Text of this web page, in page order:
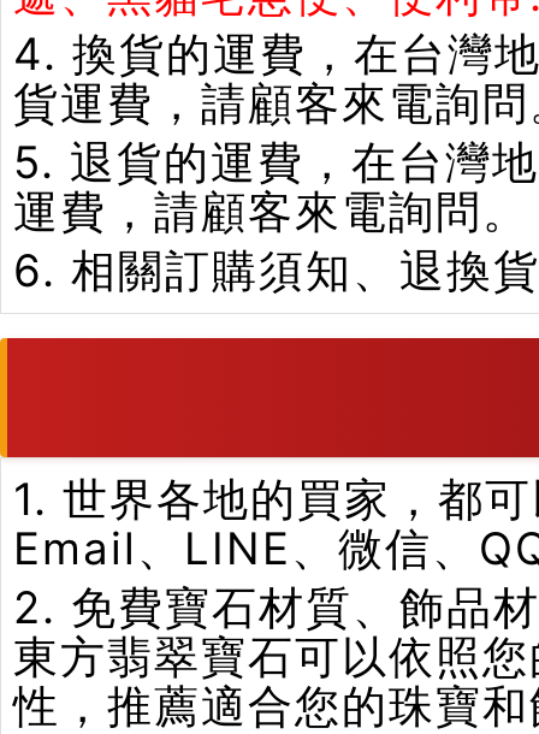
4. 換貨的運費，在台灣
貨運費，請顧客來電詢
5. 退貨的運費，在台灣
運費，請顧客來電詢問。
6. 相關訂購須知、退換
1. 世界各地的買家，都
Email、LINE、微信、
2. 免費寶石材質、飾品
東方翡翠寶石可以依照
性，推薦適合您的珠寶